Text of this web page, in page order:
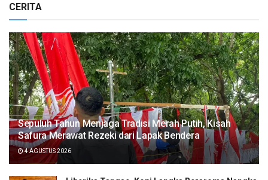
CERITA
Sepuluh Tahun Menjaga Tradisi Merah Putih, Kisah
Safura Merawat Rezeki dari Lapak Bendera
4 AGUSTUS 2026